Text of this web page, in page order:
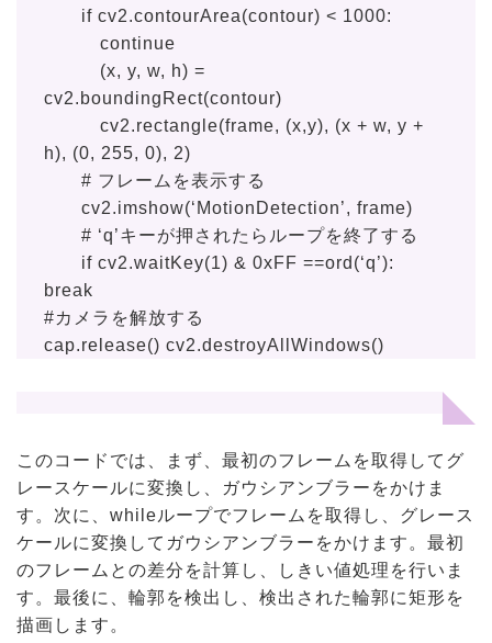
if cv2.contourArea(contour) < 1000:
continue
(x, y, w, h) =
cv2.boundingRect(contour)
cv2.rectangle(frame, (x,y), (x + w, y +
h), (0, 255, 0), 2)
# フレームを表示する
cv2.imshow(‘MotionDetection’, frame)
# ‘q’キーが押されたらループを終了する
if cv2.waitKey(1) & 0xFF ==ord(‘q’):
break
#カメラを解放する
cap.release() cv2.destroyAllWindows()
このコードでは、まず、最初のフレームを取得してグ
レースケールに変換し、ガウシアンブラーをかけま
す。次に、whileループでフレームを取得し、グレース
ケールに変換してガウシアンブラーをかけます。最初
のフレームとの差分を計算し、しきい値処理を行いま
す。最後に、輪郭を検出し、検出された輪郭に矩形を
描画します。